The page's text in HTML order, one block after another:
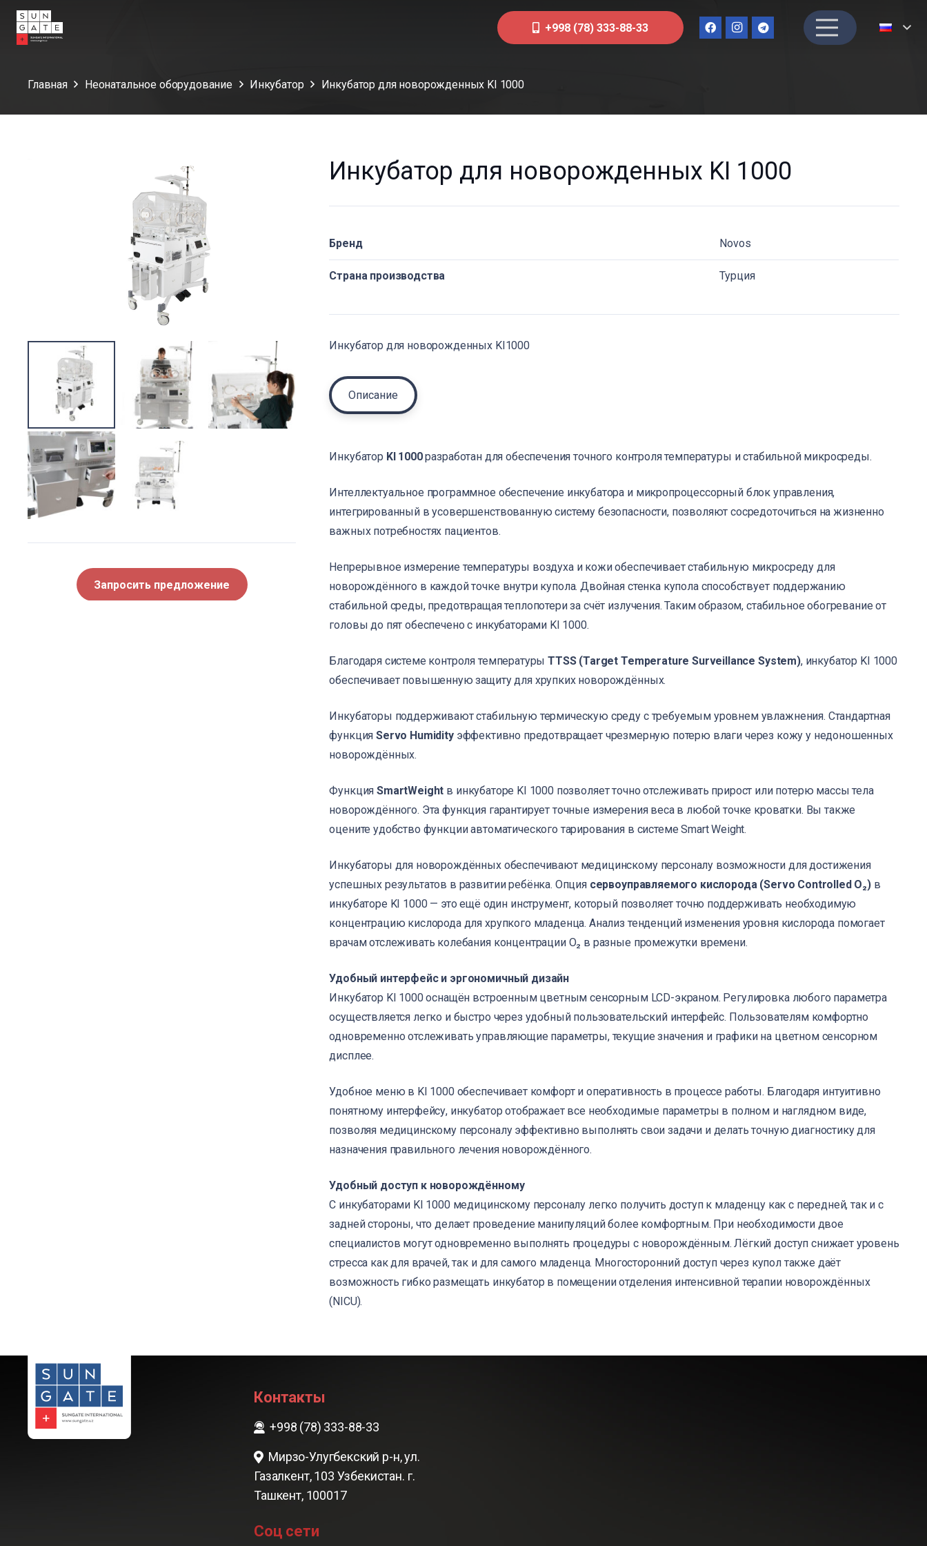
+998 (78) 333-88-33
ЛИЗИНГ
О КОМПАНИИ
КОНТАКТЫ
Главная Неонатальное оборудование Инкубатор Инкубатор для новорожденных KI 1000
Запросить предложение
Инкубатор для новорожденных KI 1000
Бренд Novos
Страна производства Турция
Инкубатор для новорожденных KI1000
Описание
Инкубатор KI 1000разработан для обеспечения точного контроля температуры и стабильной микросреды.
Интеллектуальное программное обеспечение инкубатора и микропроцессорный блок управления,
интегрированный в усовершенствованную систему безопасности, позволяют сосредоточиться на жизненно
важных потребностях пациентов.
Непрерывное измерение температуры воздуха и кожи обеспечивает стабильную микросреду для
новорождённого в каждой точке внутри купола. Двойная стенка купола способствует поддержанию
стабильной среды, предотвращая теплопотери за счёт излучения. Таким образом, стабильное обогревание от
головы до пят обеспечено с инкубаторами KI 1000.
Благодаря системе контроля температурыTTSS (Target Temperature Surveillance System), инкубатор KI 1000
обеспечивает повышенную защиту для хрупких новорождённых.
Инкубаторы поддерживают стабильную термическую среду с требуемым уровнем увлажнения. Стандартная
функцияServo Humidityэффективно предотвращает чрезмерную потерю влаги через кожу у недоношенных
новорождённых.
ФункцияSmartWeight в инкубаторе KI 1000 позволяет точно отслеживать прирост или потерю массы тела
новорождённого. Эта функция гарантирует точные измерения веса в любой точке кроватки. Вы также
оцените удобство функции автоматического тарирования в системе Smart Weight.
Инкубаторы для новорождённых обеспечивают медицинскому персоналу возможности для достижения
успешных результатов в развитии ребёнка. Опция сервоуправляемого кислорода (Servo Controlled O₂)в
инкубаторе KI 1000 — это ещё один инструмент, который позволяет точно поддерживать необходимую
концентрацию кислорода для хрупкого младенца. Анализ тенденций изменения уровня кислорода помогает
врачам отслеживать колебания концентрации O₂ в разные промежутки времени.
Удобный интерфейс и эргономичный дизайн
Инкубатор KI 1000 оснащён встроенным цветным сенсорным LCD-экраном. Регулировка любого параметра
осуществляется легко и быстро через удобный пользовательский интерфейс. Пользователям комфортно
одновременно отслеживать управляющие параметры, текущие значения и графики на цветном сенсорном
дисплее.
Удобное меню в KI 1000 обеспечивает комфорт и оперативность в процессе работы. Благодаря интуитивно
понятному интерфейсу, инкубатор отображает все необходимые параметры в полном и наглядном виде,
позволяя медицинскому персоналу эффективно выполнять свои задачи и делать точную диагностику для
назначения правильного лечения новорождённого.
Удобный доступ к новорождённому
С инкубаторами KI 1000 медицинскому персоналу легко получить доступ к младенцу как с передней, так и с
задней стороны, что делает проведение манипуляций более комфортным. При необходимости двое
специалистов могут одновременно выполнять процедуры с новорождённым. Лёгкий доступ снижает уровень
стресса как для врачей, так и для самого младенца. Многосторонний доступ через купол также даёт
возможность гибко размещать инкубатор в помещении отделения интенсивной терапии новорождённых
(NICU).
Контакты
+998 (78) 333-88-33
Мирзо-Улугбекский р-н, ул.
Газалкент, 103 Узбекистан. г.
Ташкент, 100017
Соц сети